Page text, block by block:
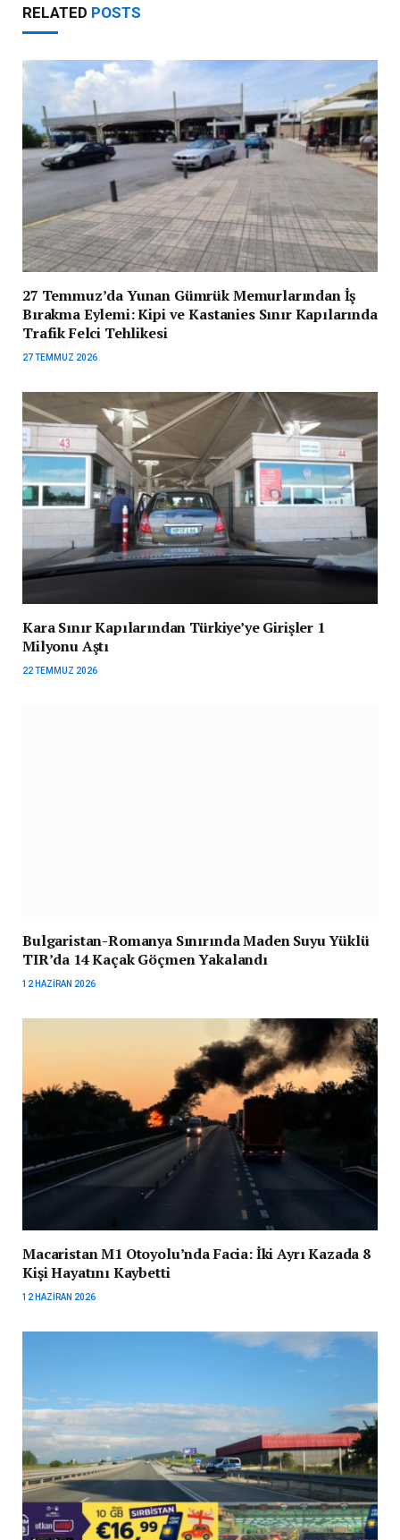
RELATED POSTS
27 Temmuz’da Yunan Gümrük Memurlarından İş
Bırakma Eylemi: Kipi ve Kastanies Sınır Kapılarında
Trafik Felci Tehlikesi
27 TEMMUZ 2026
Kara Sınır Kapılarından Türkiye’ye Girişler 1
Milyonu Aştı
22 TEMMUZ 2026
Bulgaristan-Romanya Sınırında Maden Suyu Yüklü
TIR’da 14 Kaçak Göçmen Yakalandı
12 HAZIRAN 2026
Macaristan M1 Otoyolu’nda Facia: İki Ayrı Kazada 8
Kişi Hayatını Kaybetti
12 HAZIRAN 2026